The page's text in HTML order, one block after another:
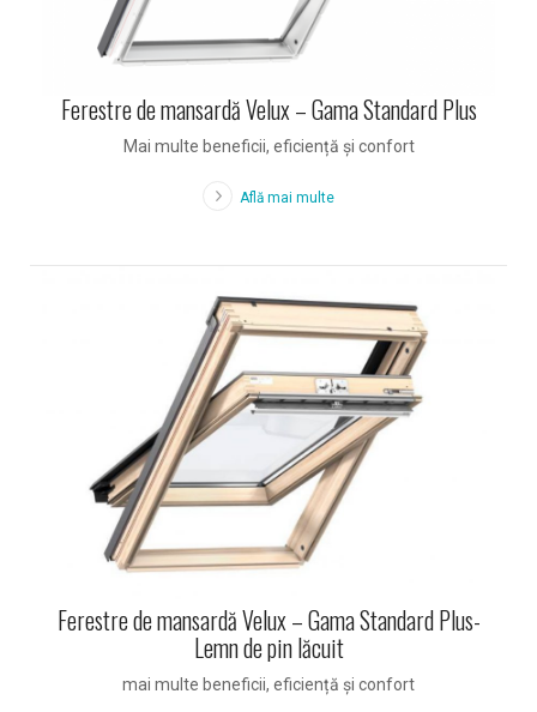
Ferestre de mansardă Velux – Gama Standard Plus
Mai multe beneficii, eficiență și confort
Află mai multe
Ferestre de mansardă Velux – Gama Standard Plus-
Lemn de pin lăcuit
mai multe beneficii, eficiență și confort